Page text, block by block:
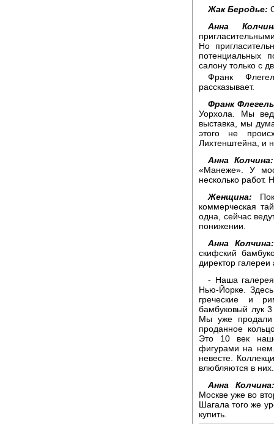
Жак Беродье:
Анна
Но
потенциальных
салону только с
Франк
рассказывает.
Франк
Уорхола. Мы
выставка, мы
этого не
Лихтенштейна, и
Анна Колчина:
«Манеже». У
несколько работ.
Женщина:
коммерческая
одна, сейчас
понижении.
Анна Колчина:
скифский
директор галереи
- Наша галерея
Нью-Йорке. Здесь
греческие и
бамбуковый лук
Мы уже продали
проданное
Это 10 век
фигурами на
невесте.
влюбляются в них.
Анна Колчина:
Москве уже во
Шагала того же
купить.